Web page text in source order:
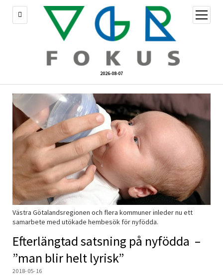
2026-08-07
öppna
meny
Västra Götalandsregionen och flera kommuner inleder nu ett
samarbete med utökade hembesök för nyfödda.
Efterlängtad satsning på nyfödda –
”man blir helt lyrisk”
2018-05-16